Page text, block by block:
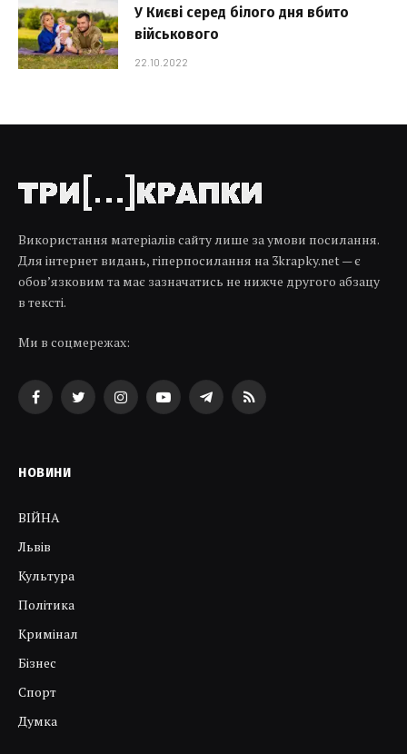
У Києві серед білого дня вбито
військового
22.10.2022
Використання матеріалів сайту лише за умови посилання.
Для інтернет видань, гіперпосилання на 3krapky.net — є
обов’язковим та має зазначатись не нижче другого абзацу
в тексті.
Ми в соцмережах:
FacebookTwitterInstagramYouTubeTelegramRSS
НОВИНИ
ВІЙНА
Львів
Культура
Політика
Кримінал
Бізнес
Спорт
Думка